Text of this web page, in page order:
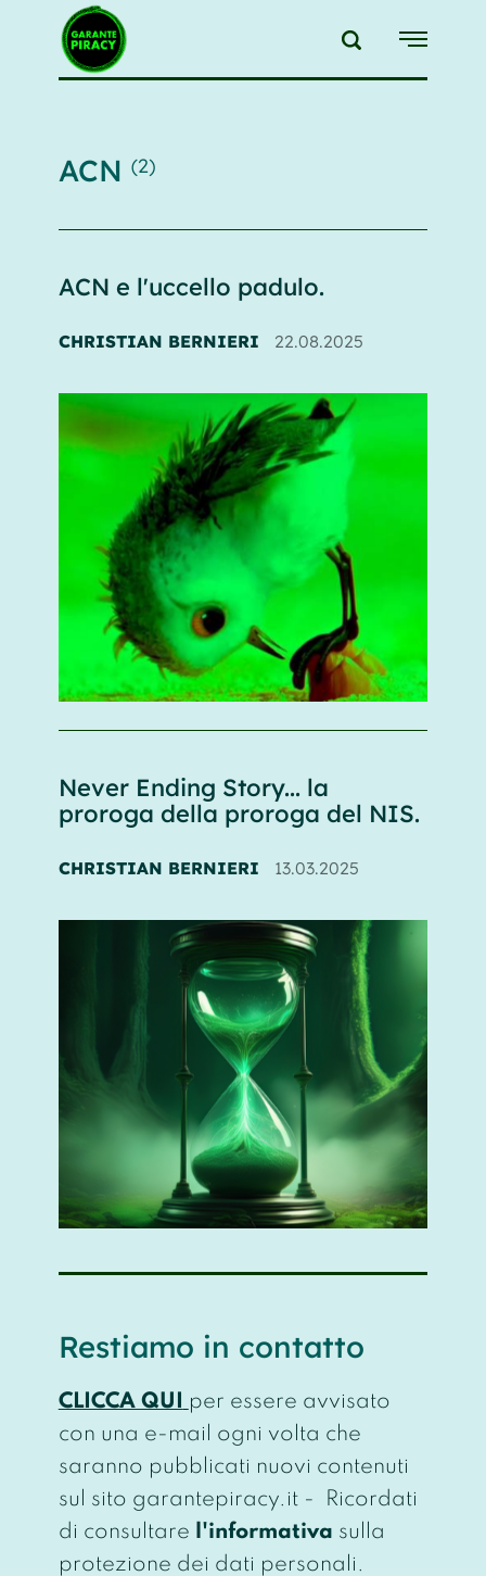
{{feedLink}}
ACN (2)
ACN e l'uccello padulo.
CHRISTIAN BERNIERI 22.08.2025
Never Ending Story... la
proroga della proroga del NIS.
CHRISTIAN BERNIERI 13.03.2025
Restiamo in contatto
CLICCA QUI per essere avvisato
con una e-mail ogni volta che
saranno pubblicati nuovi contenuti
sul sito garantepiracy.it - Ricordati
di consultare l'informativa sulla
protezione dei dati personali.